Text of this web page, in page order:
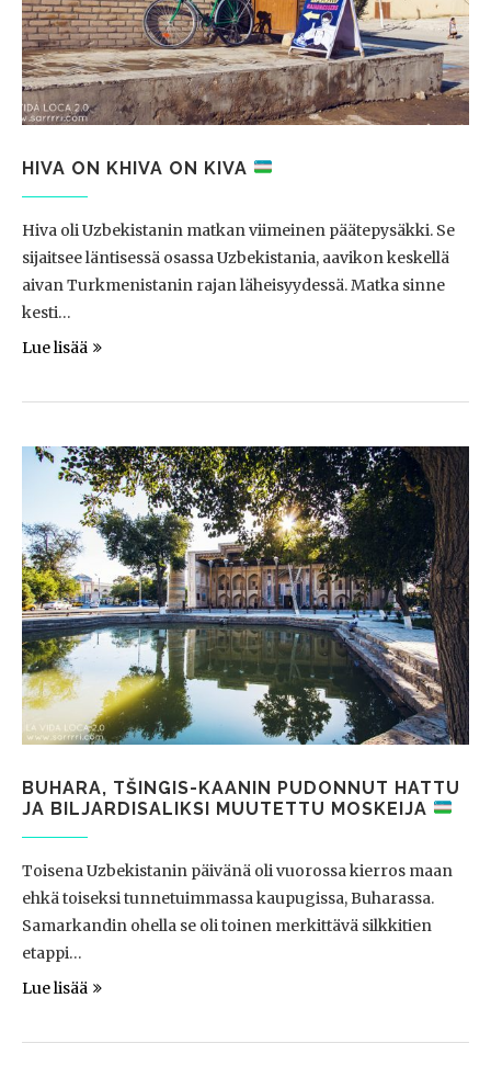
HIVA ON KHIVA ON KIVA
Hiva oli Uzbekistanin matkan viimeinen päätepysäkki. Se
sijaitsee läntisessä osassa Uzbekistania, aavikon keskellä
aivan Turkmenistanin rajan läheisyydessä. Matka sinne
kesti…
Lue lisää
BUHARA, TŠINGIS-KAANIN PUDONNUT HATTU
JA BILJARDISALIKSI MUUTETTU MOSKEIJA
Toisena Uzbekistanin päivänä oli vuorossa kierros maan
ehkä toiseksi tunnetuimmassa kaupugissa, Buharassa.
Samarkandin ohella se oli toinen merkittävä silkkitien
etappi…
Lue lisää